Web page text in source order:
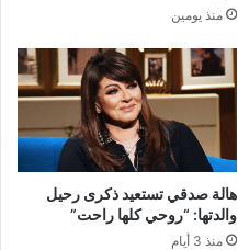
منذ يومين
هالة صدقي تستعيد ذكرى رحيل
والدتها: “روحي كلها راحت”
منذ 3 أيام